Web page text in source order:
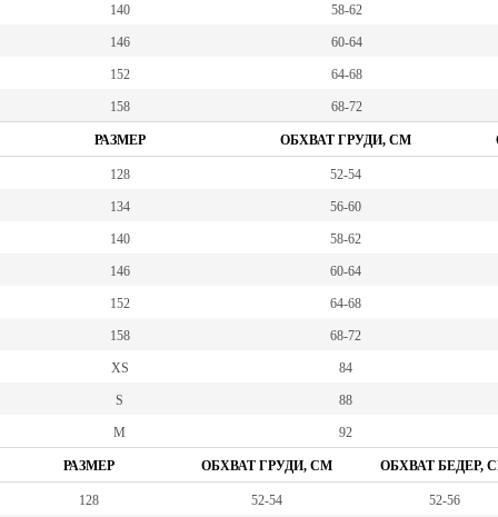
140 58-62
146 60-64
152 64-68
158 68-72
РАЗМЕР ОБХВАТ ГРУДИ, СМ
128 52-54
134 56-60
140 58-62
146 60-64
152 64-68
158 68-72
XS 84
S 88
M 92
РАЗМЕР ОБХВАТ ГРУДИ, СМ ОБХВАТ БЕДЕР,
128 52-54 52-56